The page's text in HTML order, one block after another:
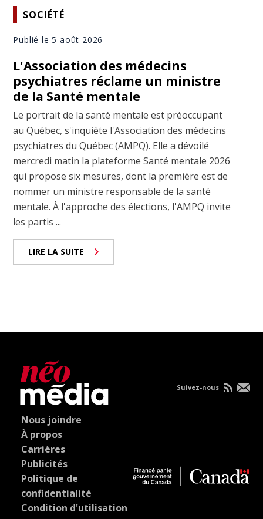
SOCIÉTÉ
Publié le 5 août 2026
L'Association des médecins
psychiatres réclame un ministre
de la Santé mentale
Le portrait de la santé mentale est préoccupant
au Québec, s'inquiète l'Association des médecins
psychiatres du Québec (AMPQ). Elle a dévoilé
mercredi matin la plateforme Santé mentale 2026
qui propose six mesures, dont la première est de
nommer un ministre responsable de la santé
mentale. À l'approche des élections, l'AMPQ invite
les partis ...
LIRE LA SUITE
Nous joindre
À propos
Carrières
Publicités
Politique de
confidentialité
Condition d'utilisation
Suivez-nous